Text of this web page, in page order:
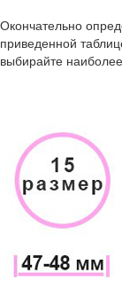
Окончательно
приведенной
выбирайте